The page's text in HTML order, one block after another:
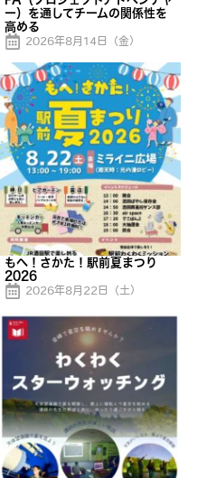
ー）を通してチームの関係性を
高める
2026年8月14日（金）
もへ！さかた！駅前夏まつり
2026
2026年8月22日（土）